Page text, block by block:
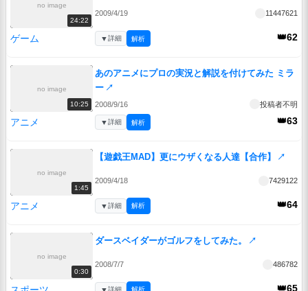
no image
24:22
2009/4/19 11447621
ゲーム 👑62
▼詳細 解析
no image
10:25
あのアニメにプロの実況と解説を付けてみた ミラ
ー ↗
2008/9/16 投稿者不明
アニメ 👑63
▼詳細 解析
no image
1:45
【遊戯王MAD】更にウザくなる人達【合作】 ↗
2009/4/18 7429122
アニメ 👑64
▼詳細 解析
no image
0:30
ダースベイダーがゴルフをしてみた。 ↗
2008/7/7 486782
👑65
詳細